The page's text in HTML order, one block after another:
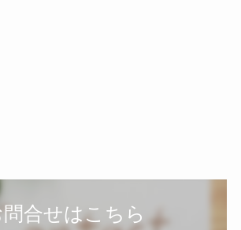
合せはこちら